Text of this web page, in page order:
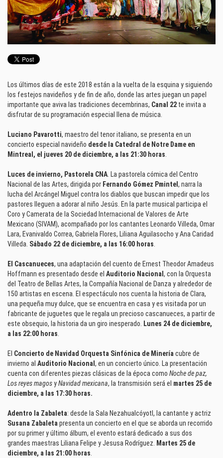
Los últimos días de este 2018 están a la vuelta de la esquina y siguiendo
los festejos navideños y de fin de año, donde las artes juegan un papel
importante que aviva las tradiciones decembrinas, Canal 22 te invita a
disfrutar de su programación especial llena de música.
Luciano Pavarotti, maestro del tenor italiano, se presenta en un
concierto especial navideño desde la Catedral de Notre Dame en
Mintreal, el jueves 20 de diciembre, a las 21:30 horas.
Luces de invierno, Pastorela CNA. La pastorela cómica del Centro
Nacional de las Artes, dirigida por Fernando Gómez Pmintel , narra la
lucha del Arcángel Miguel contra los diablos que buscan impedir que los
pastores lleguen a adorar al niño Jesús. En la parte musical participa el
Coro y Camerata de la Sociedad Internacional de Valores de Arte
Mexicano (SIVAM), acompañado por los cantantes Leonardo Villeda, Omar
Lara, Evanivaldo Correa, Gabriela Flores, Liliana Aguilasocho y Ana Caridad
Villeda. Sábado 22 de diciembre, a las 16:00 horas.
El Cascanueces, una adaptación del cuento de Ernest Theodor Amadeus
Hoffmann es presentado desde el Auditorio Nacional , con la Orquesta
del Teatro de Bellas Artes, la Compañía Nacional de Danza y alrededor de
150 artistas en escena. El espectáculo nos cuenta la historia de Clara,
una pequeña muy dulce, que se encuentra en casa y es visitada por un
fabricante de juguetes que le regala un precioso cascanueces, a partir de
este obsequio, la historia da un giro inesperado. Lunes 24 de diciembre,
a las 22:00 horas.
El Concierto de Navidad Orquesta Sinfónica de Mineríacubre de
invierno al Auditorio Nacional , en un concierto único. La presentación
cuenta con diferentes piezas clásicas de la época como Noche de paz,
Los reyes magosyNavidad mexicana, la transmisión será el martes 25 de
diciembre, a las 17:30 horas.
Adentro la Zabaleta: desde la Sala Nezahualcóyotl, la cantante y actriz
Susana Zabaletapresenta un concierto en el que se aborda un recorrido
por su primer y último álbum, el evento estará dedicado a sus dos
grandes maestras Liliana Felipe y Jesusa Rodríguez. Martes 25 de
diciembre, a las 21:00 horas.